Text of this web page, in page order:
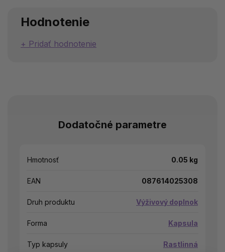
Hodnotenie
Pridať hodnotenie
Dodatočné parametre
Hmotnosť 0.05 kg
EAN 087614025308
Druh produktu Výživový doplnok
Forma Kapsula
Typ kapsuly Rastlinná